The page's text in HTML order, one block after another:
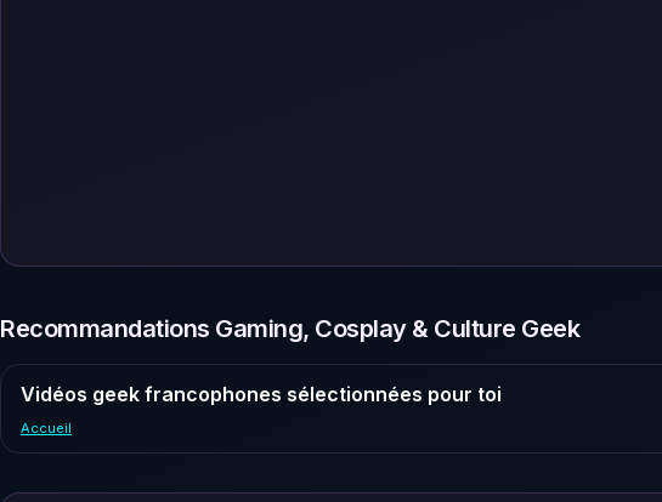
Recommandations Gaming, Cosplay & Culture Geek
Vidéos geek francophones sélectionnées pour toi
Accueil